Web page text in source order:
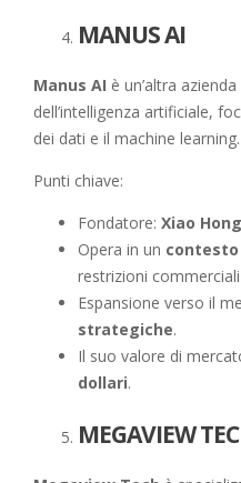
MANUS AI
Manus AI è un’altra
dell’intelligenza artificiale,
dei dati e il machine learning.
Punti chiave:
Fondatore: Xiao Hong
Opera in un
restrizioni
Espansione verso il
strategiche.
Il suo valore di
dollari.
MEGAVIEW